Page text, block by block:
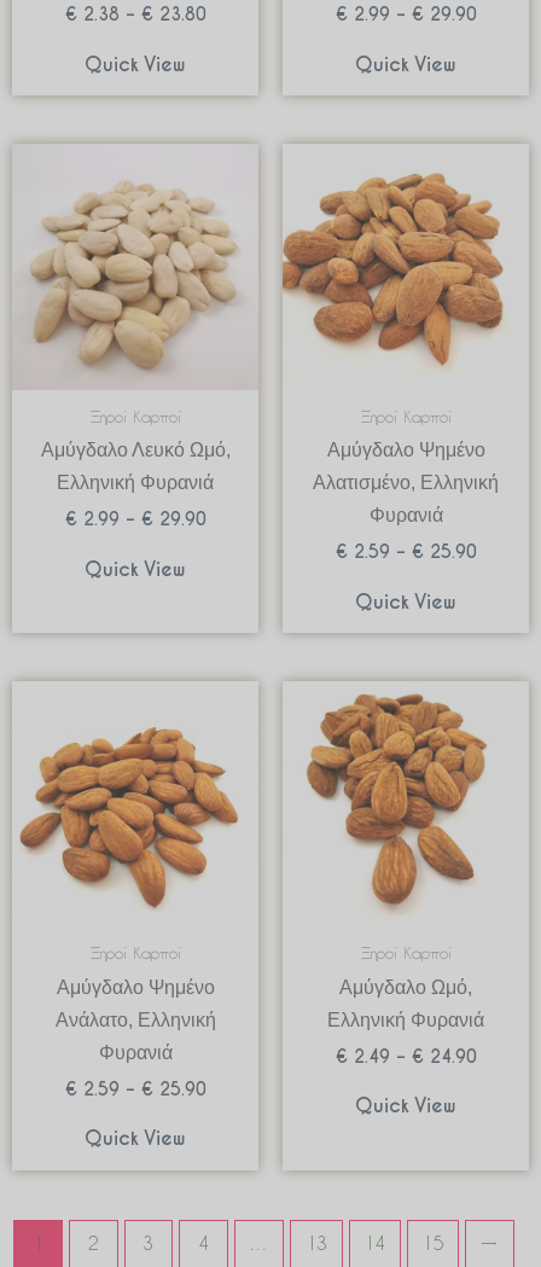
€ 2.38 – € 23.80
Quick View
€ 2.99 – € 29.90
Quick View
Ξηροί Καρποί
Αμύγδαλο Λευκό Ωμό,
Ελληνική Φυρανιά
€ 2.99 – € 29.90
€ 2.99
through
€ 29.90
Quick View
Ξηροί Καρποί
Αμύγδαλο Ψημένο
Αλατισμένο, Ελληνική
Φυρανιά
€ 2.59 – € 25.90
€ 2.59
through
€ 25.90
Quick View
Ξηροί Καρποί
Αμύγδαλο Ψημένο
Ανάλατο, Ελληνική
Φυρανιά
€ 2.59 – € 25.90
€ 25.90
Quick View
Ξηροί Καρποί
Αμύγδαλο Ωμό,
Ελληνική Φυρανιά
€ 2.49 – € 24.90
€ 2.49
through
€ 24.90
Quick View
2 3 4 13 14 15 →